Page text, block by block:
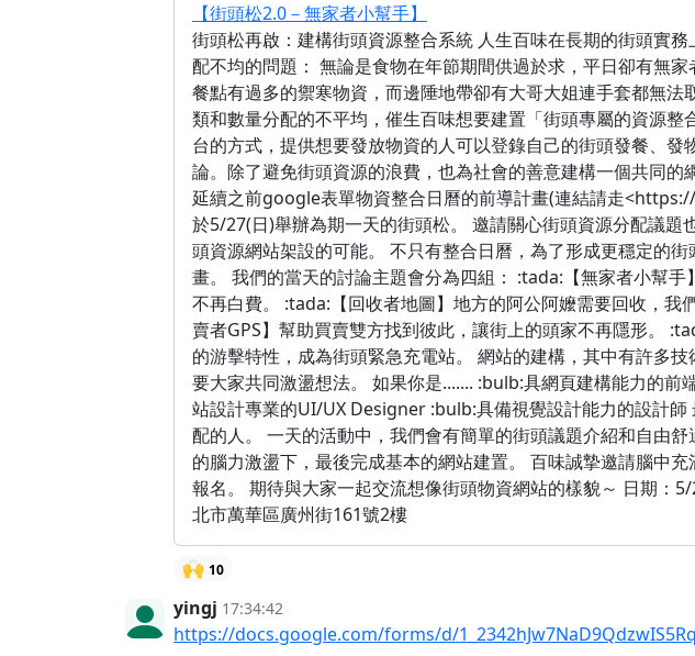
【街頭松2.0－無家者小幫手】
街頭松再啟：建構街頭資源整合系統 人生百味在長期的街頭實
配不均的問題： 無論是食物在年節期間供過於求，平日卻有無
餐點有過多的禦寒物資，而邊陲地帶卻有大哥大姐連手套都無法
類和數量分配的不平均，催生百味想要建置「街頭專屬的資源整
台的方式，提供想要發放物資的人可以登錄自己的街頭發餐、發
論。除了避免街頭資源的浪費，也為社會的善意建構一個共同的
延續之前google表單物資整合日曆的前導計畫(連結請走
於5/27(日)舉辦為期一天的街頭松。 邀請關心街頭資源分配議題
頭資源網站架設的可能。 不只有整合日曆，為了形成更穩定的
畫。 我們的當天的討論主題會分為四組： :tada:【無家者小幫
不再白費。 :tada:【回收者地圖】地方的阿公阿嬤需要回收，我
賣者GPS】幫助買賣雙方找到彼此，讓街上的頭家不再隱形。
的游擊特性，成為街頭緊急充電站。 網站的建構，其中有許多
要大家共同激盪想法。 如果你是....... :bulb:具網頁建構能力的前
站設計專業的UI/UX Designer :bulb:具備視覺設計能力的設計師
配的人。 一天的活動中，我們會有簡單的街頭議題介紹和自由
的腦力激盪下，最後完成基本的網站建置。 百味誠摯邀請腦中
報名。 期待與大家一起交流想像街頭物資網站的樣貌～ 日期：
北市萬華區廣州街161號2樓
🙌 10
yingj 17:34:42
https://docs.google.com/forms/d/